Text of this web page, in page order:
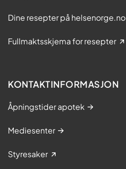
Dine resepter på helsenorge.no
Fullmaktsskjema for resepter
KONTAKTINFORMASJON
Åpningstider apotek
Mediesenter
Styresaker